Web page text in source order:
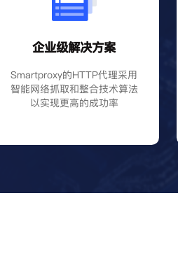
企业级解决方案
Smartproxy的HTTP代理采用
智能网络抓取和整合技术算法
以实现更高的成功率